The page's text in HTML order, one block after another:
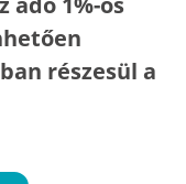
részesül a